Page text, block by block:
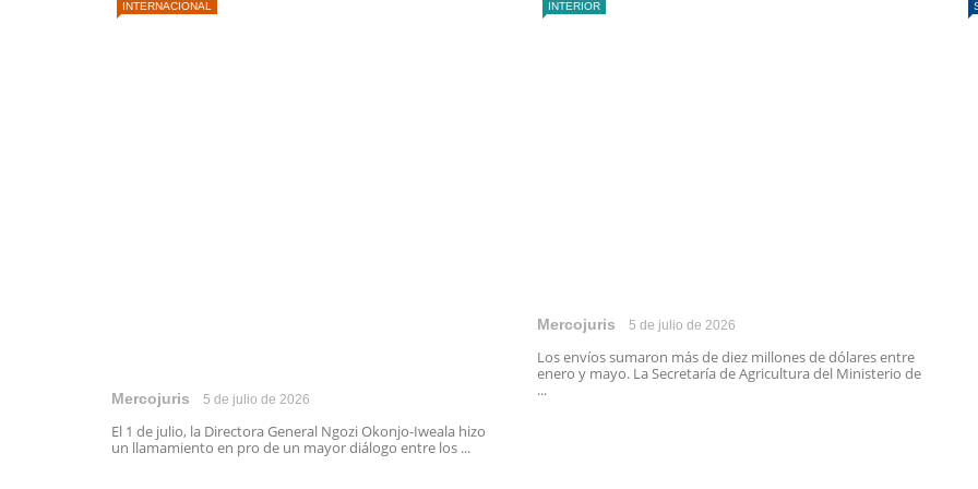
INTERNACIONAL
Mercojuris 5 de julio de 2026
El 1 de julio, la Directora General Ngozi Okonjo-Iweala hizo
un llamamiento en pro de un mayor diálogo entre los ...
INTERIOR
Mercojuris 5 de julio de 2026
Los envíos sumaron más de diez millones de dólares entre
enero y mayo. La Secretaría de Agricultura del Ministerio de
...